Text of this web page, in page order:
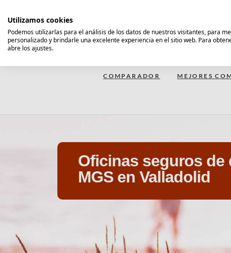
contenido
Comparador Seguro Decesos
COMPARADOR MEJORES
Oficinas seguros de
MGS en Valladolid
Utilizamos cookies
Podemos utilizarlas para el análisis de los datos de nuestros visitantes, para
personalizado y brindarle una excelente experiencia en el sitio web. Para
abre los ajustes.